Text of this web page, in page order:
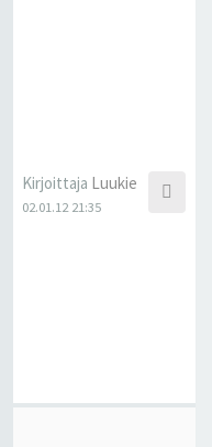
Kirjoittaja Luukie
02.01.12 21:35